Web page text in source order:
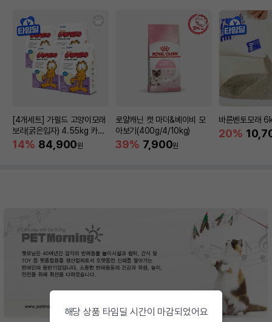
[4개세트] 가필드 고양이모래
보라(굵은입자) 4.55kg 카사
바모래
14% 84,900원
로얄캐닌 캣 마더&베이비 모
아보기(400g/4/10kg)
39% 7,900원
바른벤토모래
20%
해당 상품 타임딜 시간이 마감되었어요